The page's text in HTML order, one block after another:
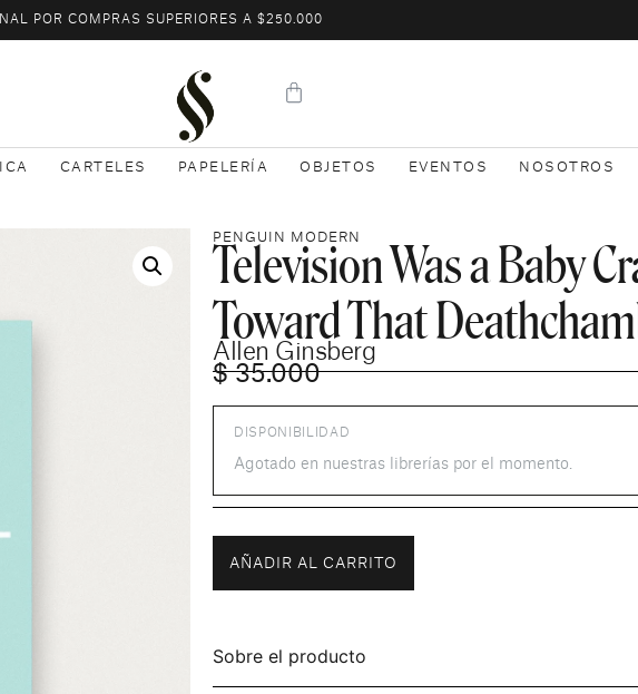
POR COMPRAS SUPERIORES A $250.000
CARTELES PAPELERÍA OBJETOS EVENTOS NOSOTROS
PENGUIN MODERN
Television Was a Baby
Toward That
Allen Ginsberg
$35.000
DISPONIBILIDAD
Agotado en nuestras librerías por el momento.
AÑADIR AL CARRITO
Sobre el producto